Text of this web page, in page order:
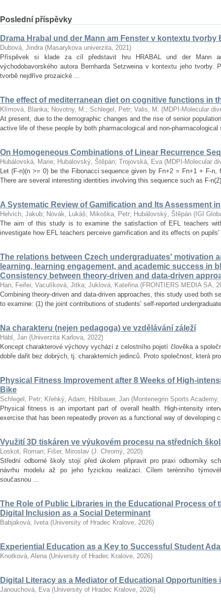
Poslední příspěvky
Drama Hrabal und der Mann am Fenster v kontextu tvorby
Dubová, Jindra (Masarykova univerzita, 2021)
Příspěvek si klade za cíl představit hru HRABAL und der Mann
východobavorského autora Bernharda Setzweina v kontextu jeho tvorby.
tvorbě nejdříve prozaické ...
The effect of mediterranean diet on cognitive functions in
Klímová, Blanka; Novotny, M.; Schlegel, Petr; Valis, M. (MDPI-Molecular
At present, due to the demographic changes and the rise of senior
active life of these people by both pharmacological and
On Homogeneous Combinations of Linear Recurrence
Hubálovská, Marie; Hubálovský, Štěpán; Trojovská, Eva (MDPI-Molecular
Let (F-n)(n >= 0) be the Fibonacci sequence given by Fn+2 = Fn+1 + F-
There are several interesting identities involving this sequence such as F-
A Systematic Review of Gamification and Its Assessment
Helvich, Jakub; Novák, Lukáš; Mikoška, Petr; Hubálovský, Štěpán ( IGI
The aim of this study is to examine the satisfaction of EFL teachers
investigate how EFL teachers perceive gamification and its effects on
The relations between Czech undergraduates' motivation
learning, learning engagement, and academic success in
Consistency between theory-driven and data-driven
Han, Feifei; Vaculíková, Jitka; Juklová, Kateřina (FRONTIERS MEDIA SA,
Combining theory-driven and data-driven approaches, this study used both
to examine: (1) the joint contributions of students’ self-reported
Na charakteru (nejen pedagoga) ve vzdělávání záleží
Hábl, Jan (Univerzita Karlova, 2022)
Koncept charakterové výchovy vychází z celostního pojetí člověka a
dobře dařit bez dobrých, tj. charakterních jedinců. Proto společnost, která
Physical Fitness Improvement after 8 Weeks of High-
Bike
Schlegel, Petr; Křehký, Adam; Hiblbauer, Jan (Montenegrin Sports Academy,
Physical fitness is an important part of overall health. High-intensity
exercise that has been repeatedly proven as a functional way of developing
Využití 3D tiskáren ve výukovém procesu na středních
Loskot, Roman; Fišer, Miroslav (J. Chromý, 2020)
Střední odborné školy stojí před úkolem připravit pro praxi odborníky
návrhu modelu až po jeho fyzickou realizaci. Cílem terénního
současnou ...
The Role of Public Libraries in the Educational Process of
Digital Inclusion as a Social Determinant
Babjaková, Iveta (University of Hradec Kralove, 2026)
Experiential Education as a Key to Successful Student
Knotková, Alena (University of Hradec Kralove, 2026)
Digital Literacy as a Mediator of Educational Opportunities
Janouchová, Eva (University of Hradec Kralove, 2026)